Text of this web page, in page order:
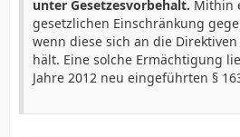
unter Gesetzesvorbehalt. Mithin
gesetzlichen Einschränkung
wenn diese sich an die
hält. Eine solche Ermächtigung
Jahre 2012 neu eingeführten §